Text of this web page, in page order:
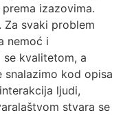
izazovima.
Za svaki problem
nemoć i
se kvalitetom, a
snalazimo kod opisa
ljudi,
stvara se